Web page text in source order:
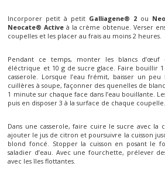
Incorporer petit à petit Galliagene® 2 ou
Neocate® Active à la crème obtenue. Verser
coupelles et les placer au frais au moins 2 heures.
Pendant ce temps, monter les blancs
éléctrique et 10 g de sucre glace. Faire bouillir
casserole. Lorsque l’eau frémit, baisser un
cuillères à soupe, façonner des quenelles de
1 minute sur chaque face dans l’eau bouillante.
puis en disposer 3 à la surface de chaque coupelle.
Dans une casserole, faire cuire le sucre avec la
ajouter le jus de citron et poursuivre la cuisson
blond foncé. Stopper la cuisson en posant le
saladier d’eau. Avec une fourchette, prélever
avec les îles flottantes.